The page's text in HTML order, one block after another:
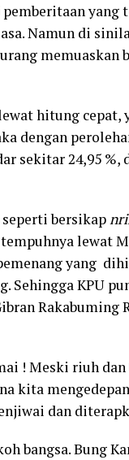
yang
Namun di
hitung cepat,
dengan
sekitar 24,95 %,
bersikap
lewat
yang
Sehingga KPU
Rakabuming
! Meski riuh
kita
dan
bangsa. Bung